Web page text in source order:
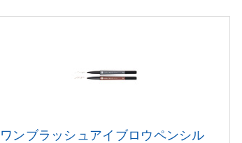
ワンブラッシュアイブロウペンシル